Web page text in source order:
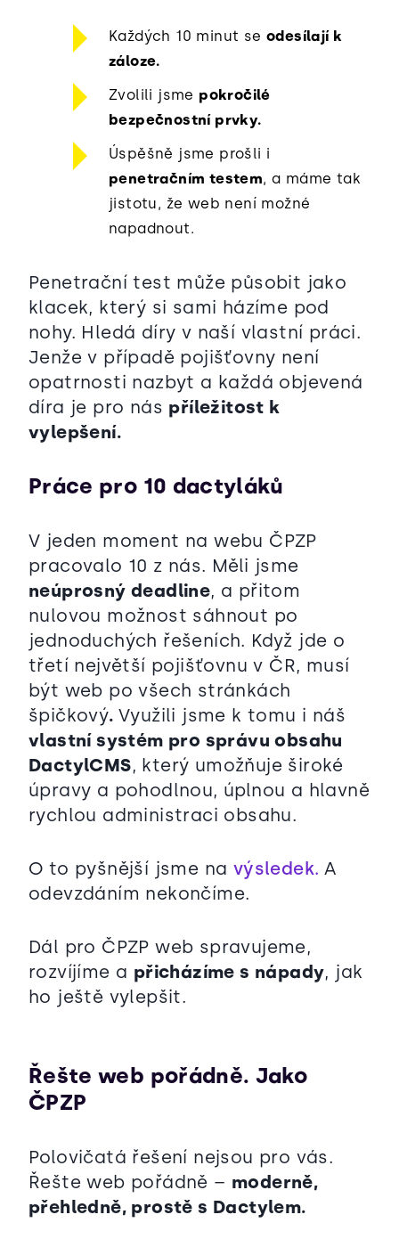
Každých 10 minut se odesílají k
záloze.
Zvolili jsme pokročilé
bezpečnostní prvky.
Úspěšně jsme prošli i
penetračním testem, a máme tak
jistotu, že web není možné
napadnout.
Penetrační test může působit jako
klacek, který si sami házíme pod
nohy. Hledá díry v naší vlastní práci.
Jenže v případě pojišťovny není
opatrnosti nazbyt a každá objevená
díra je pro nás příležitost k
vylepšení.
Práce pro 10 dactyláků
V jeden moment na webu ČPZP
pracovalo 10 z nás. Měli jsme
neúprosný deadline, a přitom
nulovou možnost sáhnout po
jednoduchých řešeních. Když jde o
třetí největší pojišťovnu v ČR, musí
být web po všech stránkách
špičkový.Využili jsme k tomu i náš
vlastní systém pro správu obsahu
DactylCMS, který umožňuje široké
úpravy a pohodlnou, úplnou a hlavně
rychlou administraci obsahu.
O to pyšnější jsme na výsledek. A
odevzdáním nekončíme.
Dál pro ČPZP web spravujeme,
rozvíjíme a přicházíme s nápady, jak
ho ještě vylepšit.
Řešte web pořádně. Jako
ČPZP
Polovičatá řešení nejsou pro vás.
Řešte web pořádně – moderně,
přehledně, prostě s Dactylem.